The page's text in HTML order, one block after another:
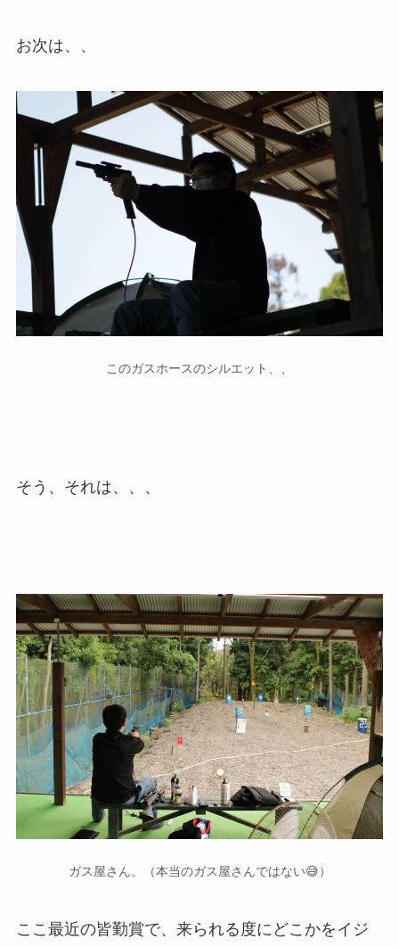
お次は、、
このガスホースのシルエット、、
そう、それは、、、
ガス屋さん。（本当のガス屋さんではない😅）
ここ最近の皆勤賞で、来られる度にどこかをイジ